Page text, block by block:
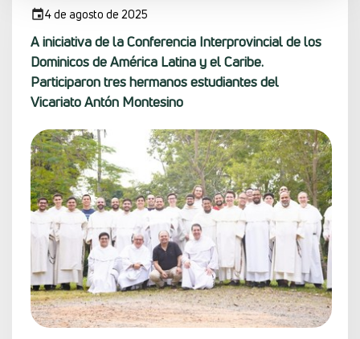
4 de agosto de 2025
A iniciativa de la Conferencia Interprovincial de los
Dominicos de América Latina y el Caribe.
Participaron tres hermanos estudiantes del
Vicariato Antón Montesino